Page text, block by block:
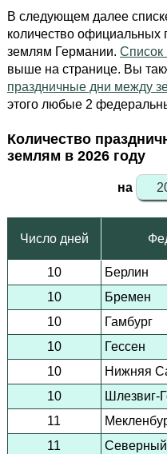
В следующем далее
количество официальных
землям Германии. Список
выше на странице. Вы
праздничные дни между
этого любые 2
Количество
землям в 2026 году
на
Число дней
10
Берлин
10
Бремен
10
Гамбург
10
Гессен
10
Нижняя
10
Шлезвиг-
11
11